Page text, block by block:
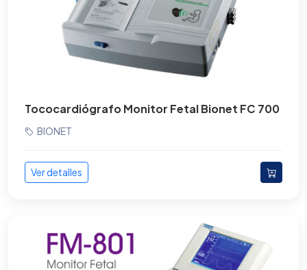
Tococardiógrafo Monitor Fetal Bionet FC 700
BIONET
Ver detalles